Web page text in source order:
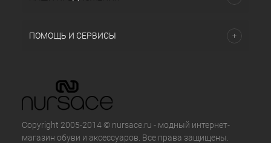
ПОМОЩЬ И СЕРВИСЫ
Copyright 2005-2014 © nursace.ru - модный интернет-
магазин обуви и аксессуаров. Все права защищены.